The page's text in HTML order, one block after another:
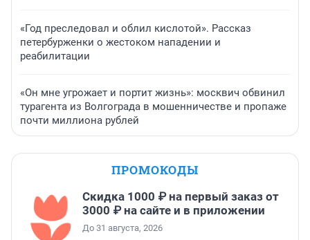
«Год преследовал и облил кислотой». Рассказ
петербурженки о жестоком нападении и
реабилитации
«Он мне угрожает и портит жизнь»: москвич обвинил
турагента из Волгограда в мошенничестве и пропаже
почти миллиона рублей
ПРОМОКОДЫ
Скидка 1000 ₽ на первый заказ от
3000 ₽ на сайте и в приложении
До 31 августа, 2026